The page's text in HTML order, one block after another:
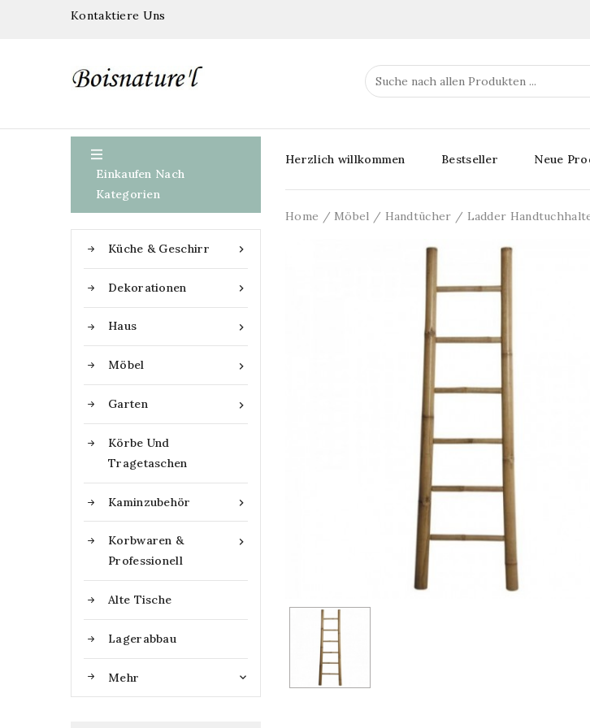
Kontaktiere Uns

Einkaufen Nach
Kategorien

Küche & Geschirr

Dekorationen

Haus

Möbel

Garten
Körbe Und
Tragetaschen

Kaminzubehör

Korbwaren &
Professionell
Alte Tische
Lagerabbau
Mehr 
Herzlich willkommen Bestseller Neue
Home Möbel Handtücher Ladder